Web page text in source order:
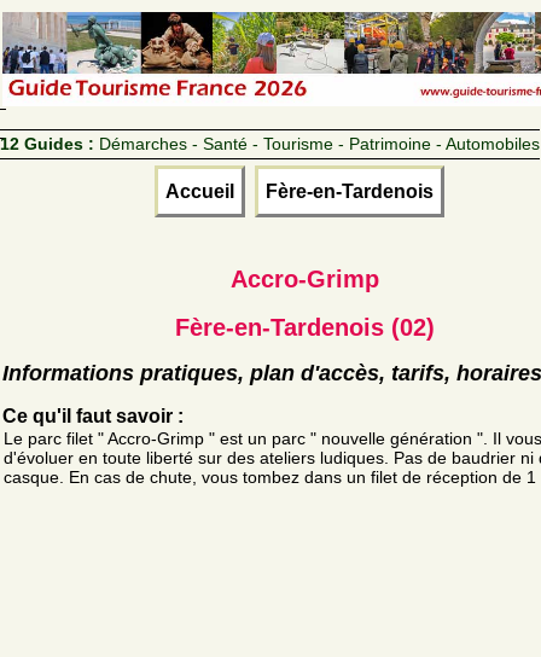
12 Guides : Démarches - Santé - Tourisme - Patrimoine - Automobiles
Accueil Fère-en-Tardenois
Accro-Grimp
Fère-en-Tardenois (02)
Informations pratiques, plan d'accès, tarifs, horaires
Ce qu'il faut savoir :
Le parc filet " Accro-Grimp " est un parc " nouvelle génération ". Il
d'évoluer en toute liberté sur des ateliers ludiques. Pas de baudrier ni
casque. En cas de chute, vous tombez dans un filet de réception de 1